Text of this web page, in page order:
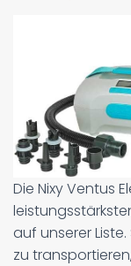
Die Nixy Ventus
auf unserer
zu